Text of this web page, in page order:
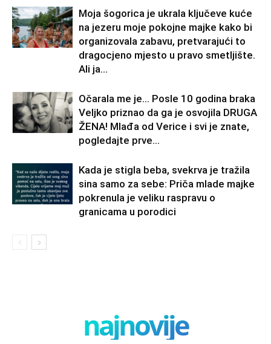
Moja šogorica je ukrala ključeve kuće
na jezeru moje pokojne majke kako bi
organizovala zabavu, pretvarajući to
dragocjeno mjesto u pravo smetljište.
Ali ja...
Očarala me je… Posle 10 godina braka
Veljko priznao da ga je osvojila DRUGA
ŽENA! Mlađa od Verice i svi je znate,
pogledajte prve...
Kada je stigla beba, svekrva je tražila
sina samo za sebe: Priča mlade majke
pokrenula je veliku raspravu o
granicama u porodici
najnovije